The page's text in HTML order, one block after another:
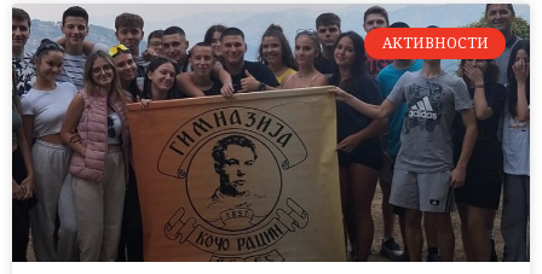
АКТИВНОСТИ